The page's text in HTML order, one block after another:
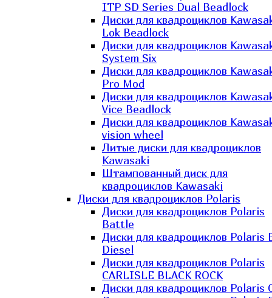
ITP SD Series Dual Beadlock
Диски для квадроциклов
Lok Beadlock
Диски для квадроциклов
System Six
Диски для квадроциклов
Pro Mod
Диски для квадроциклов
Vice Beadlock
Диски для квадроциклов
vision wheel
Литые диски для квадроциклов
Kawasaki​
Штампованный диск для
квадроциклов Kawasaki​
Диски для квадроциклов Polaris
Диски для квадроциклов Polaris
Battle
Диски для квадроциклов Polaris
Diesel
Диски для квадроциклов Polaris
CARLISLE BLACK ROCK
Диски для квадроциклов Polaris